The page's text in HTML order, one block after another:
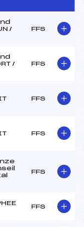
/
FFS
/
FFS
FFS
FFS
FFS
FFS